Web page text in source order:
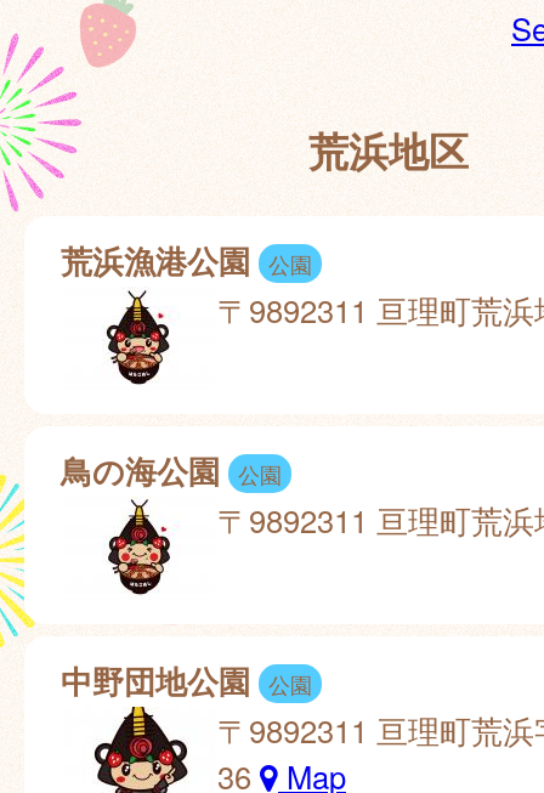
荒浜地区
荒浜漁港公園 公園
〒9892311 亘理町荒
鳥の海公園 公園
〒9892311 亘理町荒
中野団地公園 公園
〒9892311 亘理町荒
36
Map